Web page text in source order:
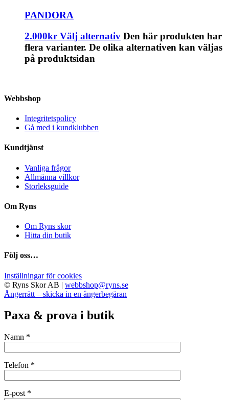
PANDORA
2.000kr Välj alternativ Den här produkten har
flera varianter. De olika alternativen kan väljas
på produktsidan
Webbshop
Integritetspolicy
Gå med i kundklubben
Kundtjänst
Vanliga frågor
Allmänna villkor
Storleksguide
Om Ryns
Om Ryns skor
Hitta din butik
Följ oss…
Inställningar för cookies
© Ryns Skor AB | webbshop@ryns.se
Ångerrätt – skicka in en ångerbegäran
Paxa & prova i butik
Namn *
Telefon *
E-post *